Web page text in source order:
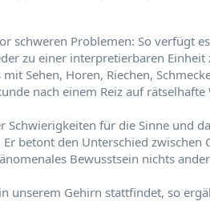
schweren Problemen: So verfügt
zu einer interpretierbaren
Sehen, Horen, Riechen,
nach einem Reiz auf rätselhafte
Schwierigkeiten für die Sinne und
betont den Unterschied
Bewusstsein nichts
unserem Gehirn stattfindet, so